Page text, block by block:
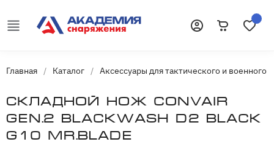
Главная / Каталог / Аксессуары для тактического и военного
Складной нож Convair
Gen.2 Blackwash D2 Black
G10 Mr.Blade